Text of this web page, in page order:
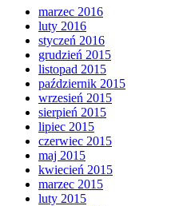
marzec 2016
luty 2016
styczeń 2016
grudzień 2015
listopad 2015
październik 2015
wrzesień 2015
sierpień 2015
lipiec 2015
czerwiec 2015
maj 2015
kwiecień 2015
marzec 2015
luty 2015